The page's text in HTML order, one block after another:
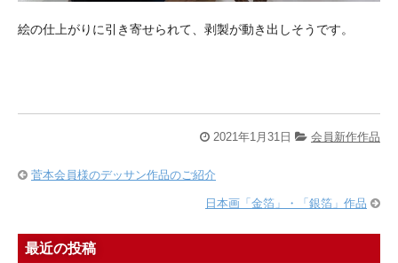
絵の仕上がりに引き寄せられて、剥製が動き出しそうです。
2021年1月31日 会員新作作品
菅本会員様のデッサン作品のご紹介
日本画「金箔」・「銀箔」作品
最近の投稿